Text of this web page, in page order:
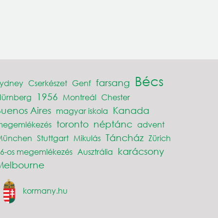
Cserkészet Genf farsang Bécs
1956 Montreál Chester
Aires magyar iskola Kanada
toronto néptánc advent
Stuttgart Mikulás Táncház Zürich
os megemlékezés Ausztrália karácsony
kormany.hu